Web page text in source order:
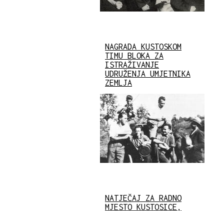
NAGRADA KUSTOSKOM
TIMU BLOKA ZA
ISTRAŽIVANJE
UDRUŽENJA UMJETNIKA
ZEMLJA
NATJEČAJ ZA RADNO
MJESTO KUSTOSICE,